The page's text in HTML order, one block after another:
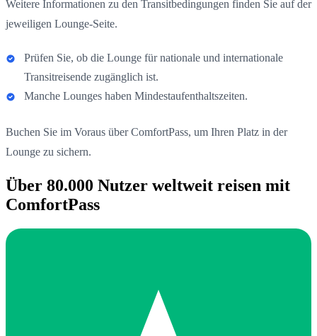
Weitere Informationen zu den Transitbedingungen finden Sie auf der
jeweiligen Lounge-Seite.
Prüfen Sie, ob die Lounge für nationale und internationale
Transitreisende zugänglich ist.
Manche Lounges haben Mindestaufenthaltszeiten.
Buchen Sie im Voraus über ComfortPass, um Ihren Platz in der
Lounge zu sichern.
Über 80.000 Nutzer weltweit reisen mit
ComfortPass